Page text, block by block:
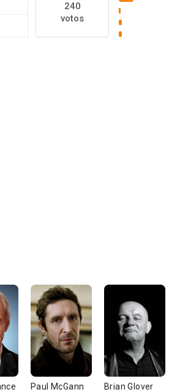
240
votos
Paul McGann Brian Glover